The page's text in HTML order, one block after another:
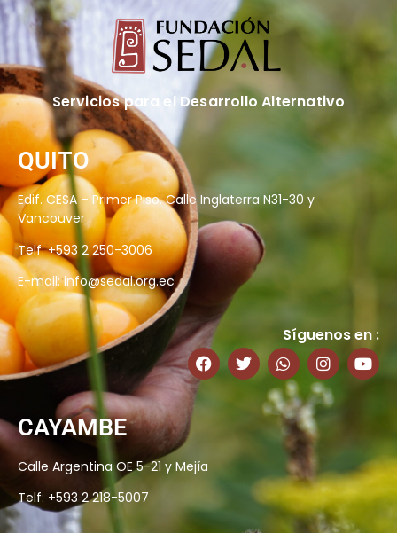
Servicios para el Desarrollo Alternativo
QUITO
Edif. CESA – Primer Piso. Calle Inglaterra N31-30 y
Vancouver
Telf: +593 2 250-3006
E-mail:info@sedal.org.ec
Síguenos en :
CAYAMBE
Calle Argentina OE 5-21 y Mejía
Telf: +593 2 218-5007